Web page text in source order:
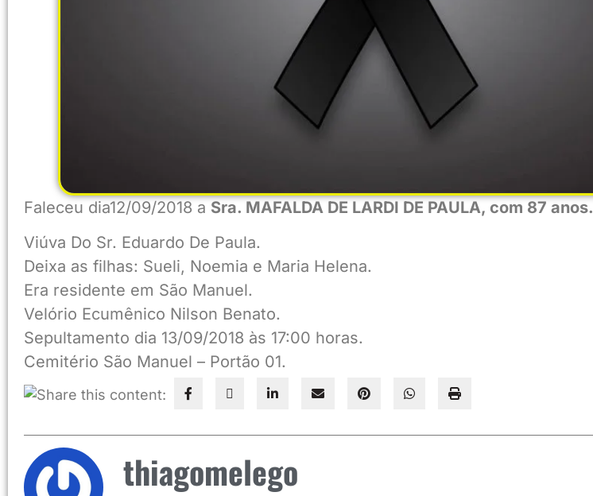
Faleceu dia12/09/2018 a Sra. MAFALDA DE LARDI DE PAULA, com 87 anos.
Viúva Do Sr. Eduardo De Paula.
Deixa as filhas: Sueli, Noemia e Maria Helena.
Era residente em São Manuel.
Velório Ecumênico Nilson Benato.
Sepultamento dia 13/09/2018 às 17:00 horas.
Cemitério São Manuel – Portão 01.
Share this content:
thiagomelego